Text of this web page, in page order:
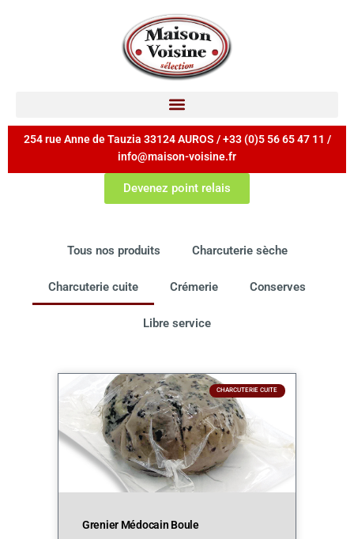
254 rue Anne de Tauzia 33124 AUROS / +33 (0)5 56 65 47 11 /
info@maison-voisine.fr
Devenez point relais
Tous nos produits Charcuterie sèche
Charcuterie cuite Crémerie Conserves
Libre service
CHARCUTERIE CUITE
Grenier Médocain Boule